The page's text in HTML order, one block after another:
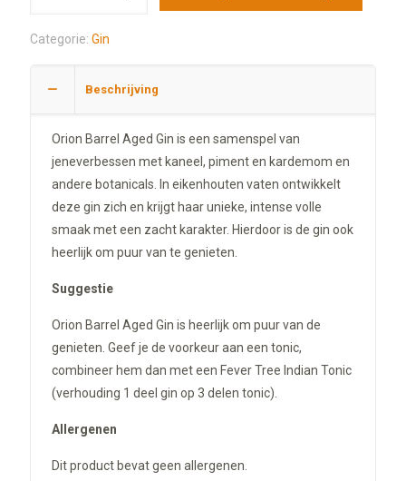
Categorie: Gin
Beschrijving
Orion Barrel Aged Gin is een samenspel van
jeneverbessen met kaneel, piment en kardemom en
andere botanicals. In eikenhouten vaten ontwikkelt
deze gin zich en krijgt haar unieke, intense volle
smaak met een zacht karakter. Hierdoor is de gin ook
heerlijk om puur van te genieten.
Suggestie
Orion Barrel Aged Gin is heerlijk om puur van de
genieten. Geef je de voorkeur aan een tonic,
combineer hem dan met een Fever Tree Indian Tonic
(verhouding 1 deel gin op 3 delen tonic).
Allergenen
Dit product bevat geen allergenen.